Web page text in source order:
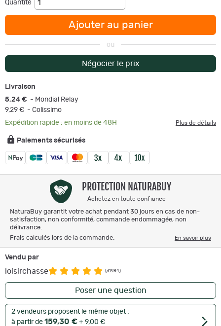
Quantité
Ajouter au panier
ou
Négocier le prix
Livraison
5,24 € - Mondial Relay
9,29 € - Colissimo
Expédition rapide : en moins de 48H
Plus de détails
Paiements sécurisés
PROTECTION NATURABUY
Achetez en toute confiance
NaturaBuy garantit votre achat pendant 30 jours en cas de non-
satisfaction, non conformité, commande endommagée, non
délivrance.
Frais calculés lors de la commande.
En savoir plus
Vendu par
loisirchasse (31984)
Poser une question
2 vendeurs proposent le même objet :
à partir de 159,30 € + 9,00 €